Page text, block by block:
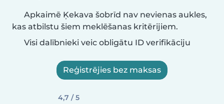
Apkaimē Ķekava šobrīd nav nevienas aukles,
kas atbilstu šiem meklēšanas kritērijiem.
Visi dalībnieki veic obligātu ID verifikāciju
Reģistrējies bez maksas
4,7 / 5